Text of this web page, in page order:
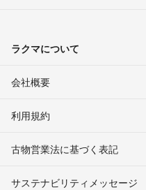
ラクマについて
会社概要
利用規約
古物営業法に基づく表記
サステナビリティメッセージ